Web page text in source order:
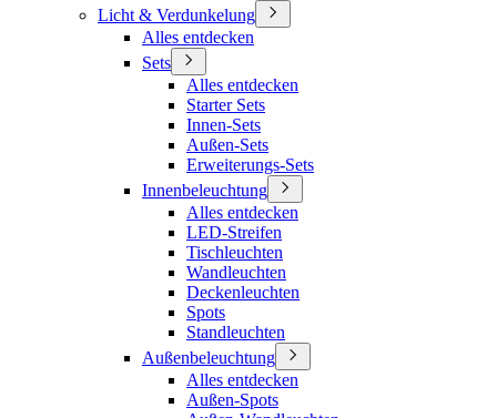
Licht & Verdunkelung
Alles entdecken
Sets
Alles entdecken
Starter Sets
Innen-Sets
Außen-Sets
Erweiterungs-Sets
Innenbeleuchtung
Alles entdecken
LED-Streifen
Tischleuchten
Wandleuchten
Deckenleuchten
Spots
Standleuchten
Außenbeleuchtung
Alles entdecken
Außen-Spots